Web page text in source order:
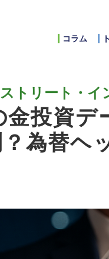
コラム
トリート・イ
金投資
為替ヘ